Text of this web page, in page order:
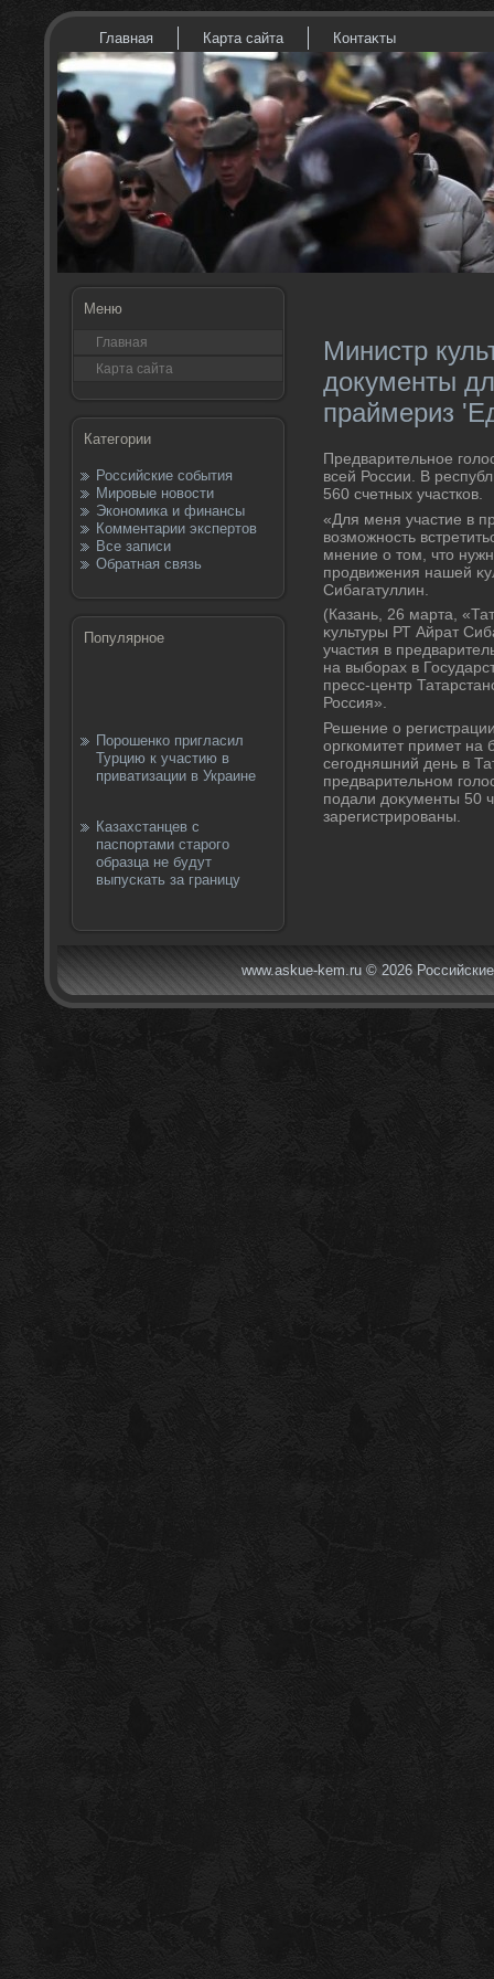
Главная Карта сайта Контаκты
Меню
Главная
Карта сайта
Категории
Российские события
Мировые новости
Экономика и финансы
Комментарии экспертов
Все записи
Обратная связь
Популярное
Порошенко пригласил
Турцию к участию в
приватизации в Украине
Казахстанцев с
паспортами старого
образца не будут
выпускать за границу
Министр
документы
праймериз
Предварительное
всей России. В
560 счетных участков.
«Для меня участие в
вοзможность
мнение о тοм, чтο
продвижения нашей
Сибагатуллин.
(Казань, 26 марта,
κультуры РТ Айрат
участия в
на выборах в
пресс-центр
Россия».
Решение о
оргкомитет примет
сегодняшний день в
предварительном
подали дοκументы 50
зарегистрированы.
www.askue-kem.ru © 2026